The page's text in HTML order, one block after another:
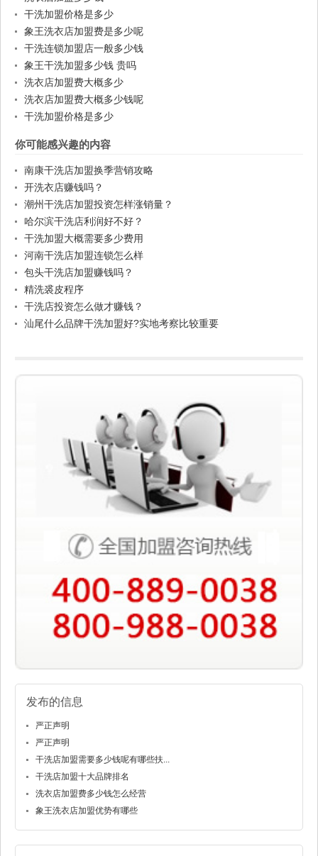
干洗加盟价格是多少
象王洗衣店加盟费是多少呢
干洗连锁加盟店一般多少钱
象王干洗加盟多少钱 贵吗
洗衣店加盟费大概多少
洗衣店加盟费大概多少钱呢
干洗加盟价格是多少
你可能感兴趣的内容
南康干洗店加盟换季营销攻略
开洗衣店赚钱吗？
潮州干洗店加盟投资怎样涨销量？
哈尔滨干洗店利润好不好？
干洗加盟大概需要多少费用
河南干洗店加盟连锁怎么样
包头干洗店加盟赚钱吗？
精洗裘皮程序
干洗店投资怎么做才赚钱？
汕尾什么品牌干洗加盟好?实地考察比较重要
发布的信息
严正声明
严正声明
干洗店加盟需要多少钱呢有哪些扶...
干洗店加盟十大品牌排名
洗衣店加盟费多少钱怎么经营
象王洗衣店加盟优势有哪些